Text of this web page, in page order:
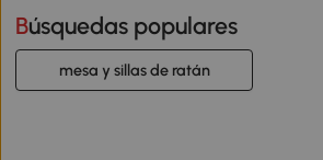
Búsquedas populares
mesa y sillas de ratán